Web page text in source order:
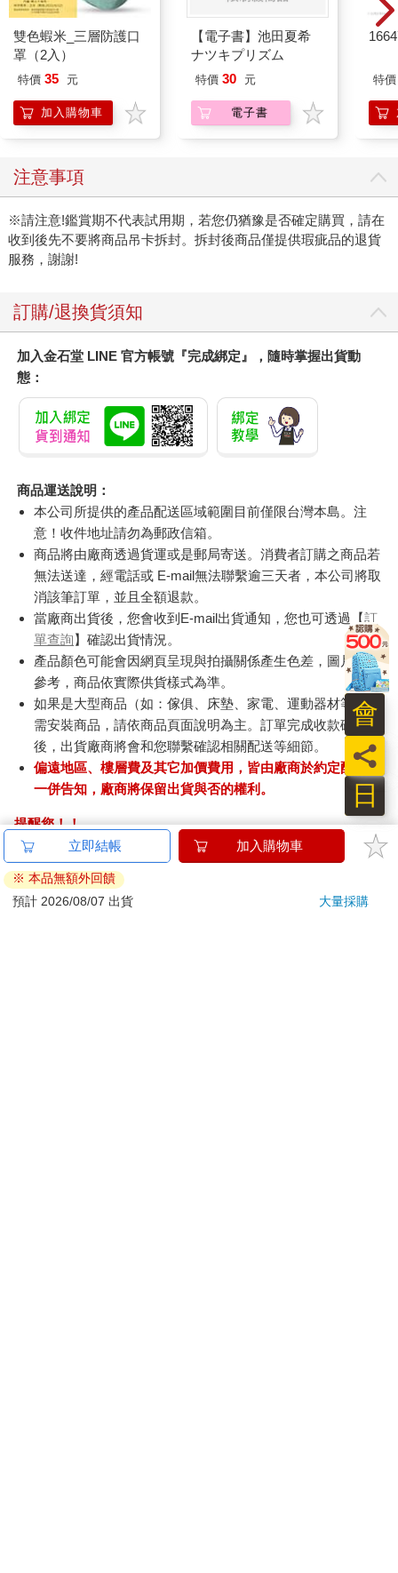
雙色蝦米_三層防護口
罩（2入）
特價 35 元
加入購物車
【電子書】池田夏希
ナツキプリズム
特價 30 元
電子書
特價
注意事項
※請注意!鑑賞期不代表試用期，若您仍猶豫是否確定購買，請在
收到後先不要將商品吊卡拆封。拆封後商品僅提供瑕疵品的退貨
服務，謝謝!
訂購/退換貨須知
加入金石堂 LINE 官方帳號『完成綁定』，隨時掌握出貨動
態：
商品運送說明：
本公司所提供的產品配送區域範圍目前僅限台灣本島。注
意！收件地址請勿為郵政信箱。
商品將由廠商透過貨運或是郵局寄送。消費者訂購之商品若
無法送達，經電話或 E-mail無法聯繫逾三天者，本公司將取
消該筆訂單，並且全額退款。
當廠商出貨後，您會收到E-mail出貨通知，您也可透過【訂
單查詢】確認出貨情況。
產品顏色可能會因網頁呈現與拍攝關係產生色差，圖片僅供
參考，商品依實際供貨樣式為準。
如果是大型商品（如：傢俱、床墊、家電、運動器材等）及
需安裝商品，請依商品頁面說明為主。訂單完成收款確認
後，出貨廠商將會和您聯繫確認相關配送等細節。
偏遠地區、樓層費及其它加價費用，皆由廠商於約定配送時
一併告知，廠商將保留出貨與否的權利。
提醒您！！
金石堂及銀行均不會請您操作ATM! 如接獲電話要求您前往
ATM提款機，請不要聽從指示，以免受騙上當！
退換貨須知：
日
員
會